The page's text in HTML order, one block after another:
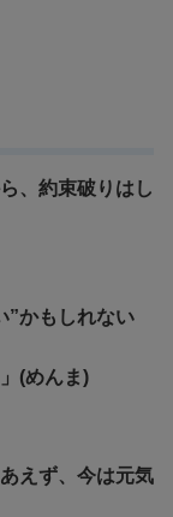
、約束破りはし
”かもしれない
(めんま)
えず、今は元気